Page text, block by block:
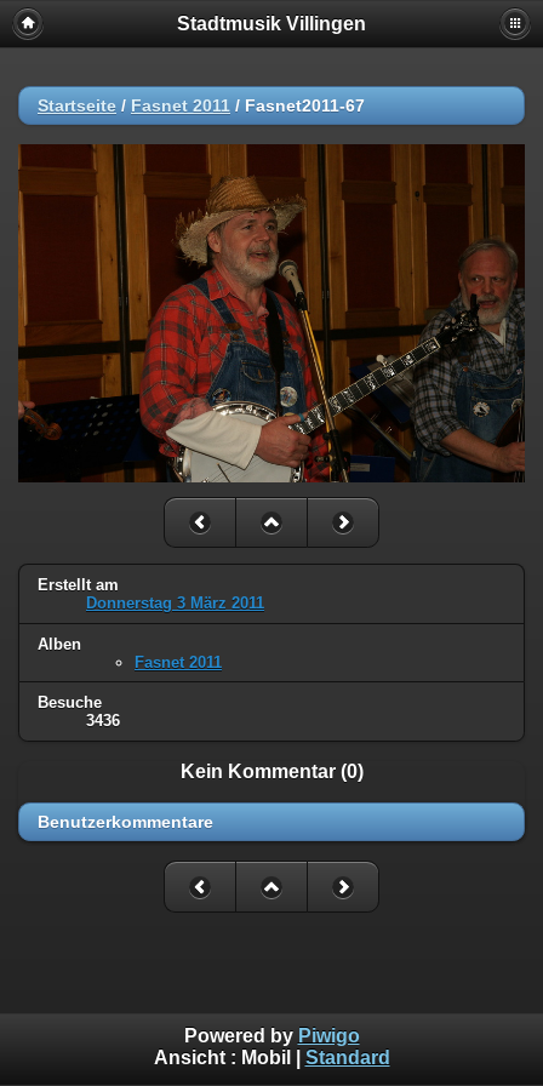
Stadtmusik Villingen
Startseite / Fasnet 2011 / Fasnet2011-67
Erstellt am
Donnerstag 3 März 2011
Alben
Fasnet 2011
Besuche
3436
Kein Kommentar (0)
Benutzerkommentare
Powered by Piwigo
Ansicht : Mobil Standard